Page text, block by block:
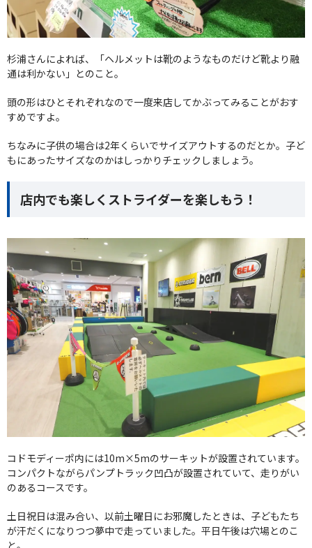
杉浦さんによれば、「ヘルメットは靴のようなものだけど靴より融
通は利かない」とのこと。
頭の形はひとそれぞれなので一度来店してかぶってみることがおす
すめですよ。
ちなみに子供の場合は2年くらいでサイズアウトするのだとか。子ど
もにあったサイズなのかはしっかりチェックしましょう。
店内でも楽しくストライダーを楽しもう！
コドモディーポ内には10m×5mのサーキットが設置されています。
コンパクトながらパンプトラック凹凸が設置されていて、走りがい
のあるコースです。
土日祝日は混み合い、以前土曜日にお邪魔したときは、子どもたち
が汗だくになりつつ夢中で走っていました。平日午後は穴場とのこ